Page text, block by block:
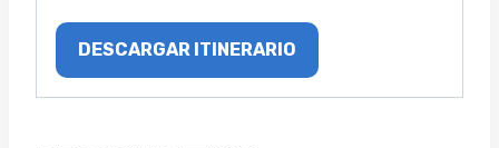
DESCARGAR ITINERARIO